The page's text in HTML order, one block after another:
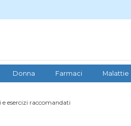
Donna Farmaci Malattie
esercizi raccomandati